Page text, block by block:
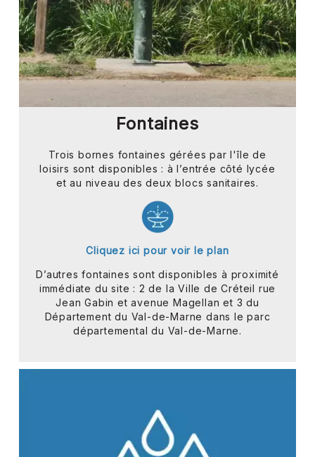
Fontaines
Trois bornes fontaines gérées par l'île de
loisirs sont disponibles : à l’entrée côté lycée
et au niveau des deux blocs sanitaires.
Cliquez ici pour voir le plan
D’autres fontaines sont disponibles à proximité
immédiate du site : 2 de la Ville de Créteil rue
Jean Gabin et avenue Magellan et 3 du
Département du Val-de-Marne dans le parc
départemental du Val-de-Marne.